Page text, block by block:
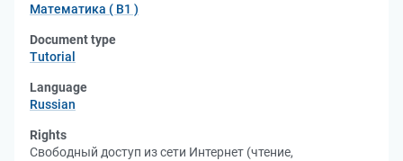
Математика ( В1 )
Document type
Tutorial
Language
Russian
Rights
Свободный доступ из сети Интернет (чтение,